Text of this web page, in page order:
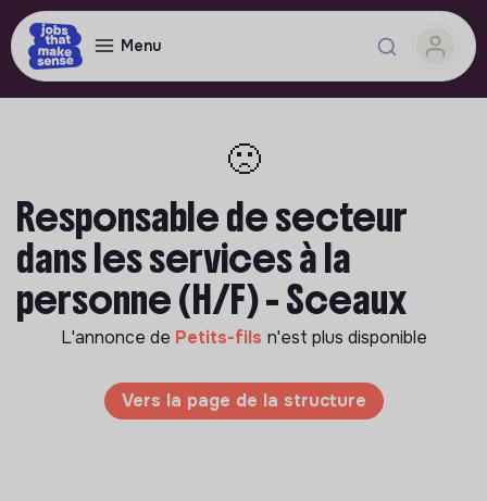
Menu
🙁
Responsable de secteur
dans les services à la
personne (H/F) - Sceaux
L'annonce de Petits-fils n'est plus disponible
Vers la page de la structure